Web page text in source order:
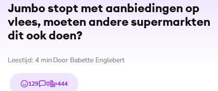
Jumbo stopt met aanbiedingen op
vlees, moeten andere supermarkten
dit ook doen?
Leestijd: 4 min Door Babette Englebert
129
emojis0
reacties
444
stemmen